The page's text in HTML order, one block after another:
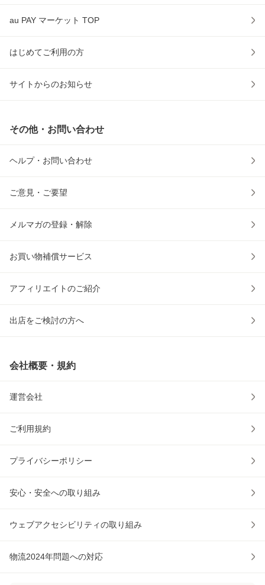
au PAY マーケット TOP
はじめてご利用の方
サイトからのお知らせ
その他・お問い合わせ
ヘルプ・お問い合わせ
ご意見・ご要望
メルマガの登録・解除
お買い物補償サービス
アフィリエイトのご紹介
出店をご検討の方へ
会社概要・規約
運営会社
ご利用規約
プライバシーポリシー
安心・安全への取り組み
ウェブアクセシビリティの取り組み
物流2024年問題への対応